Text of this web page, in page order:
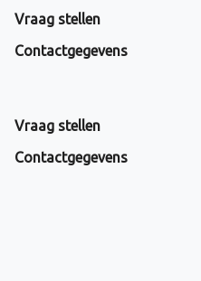
Vraag stellen
Contactgegevens
Vraag stellen
Contactgegevens